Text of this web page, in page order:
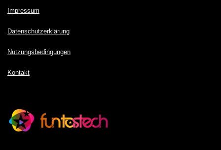
Impressum
Datenschutzerklärung
Nutzungsbedingungen
Kontakt